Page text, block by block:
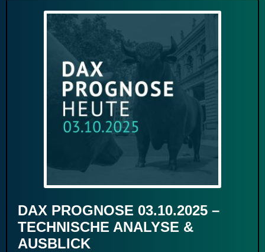
DAX PROGNOSE 03.10.2025 –
TECHNISCHE ANALYSE &
AUSBLICK